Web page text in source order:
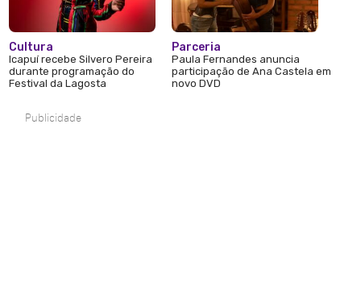
Cultura
Icapuí recebe Silvero Pereira
durante programação do
Festival da Lagosta
Parceria
Paula Fernandes anuncia
participação de Ana Castela em
novo DVD
Publicidade